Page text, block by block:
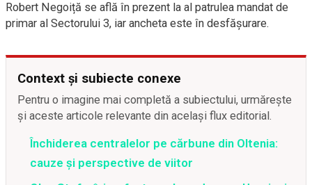
Robert Negoiță se află în prezent la al patrulea mandat de
primar al Sectorului 3, iar ancheta este în desfășurare.
Context și subiecte conexe
Pentru o imagine mai completă a subiectului, urmărește
și aceste articole relevante din același flux editorial.
Închiderea centralelor pe cărbune din Oltenia:
cauze și perspective de viitor